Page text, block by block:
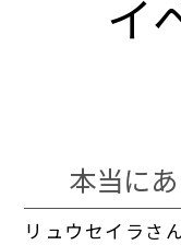
イ
本当に
リュウセイラさ